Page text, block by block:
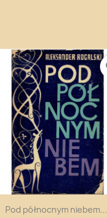
Szybki podgląd
Pod północnym